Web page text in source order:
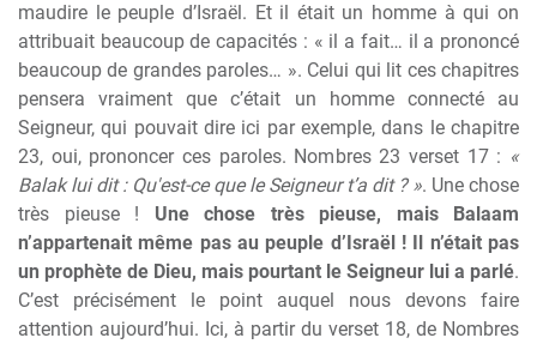
maudire le peuple d’Israël. Et il était un homme à qui on
attribuait beaucoup de capacités : « il a fait… il a prononcé
beaucoup de grandes paroles… ». Celui qui lit ces chapitres
pensera vraiment que c’était un homme connecté au
Seigneur, qui pouvait dire ici par exemple, dans le chapitre
23, oui, prononcer ces paroles. Nombres 23 verset 17 : «
Balak lui dit : Qu'est-ce que le Seigneur t’a dit ? ». Une chose
très pieuse ! Une chose très pieuse, mais Balaam
n’appartenait même pas au peuple d’Israël ! Il n’était pas
un prophète de Dieu, mais pourtant le Seigneur lui a parlé.
C’est précisément le point auquel nous devons faire
attention aujourd’hui. Ici, à partir du verset 18, de Nombres